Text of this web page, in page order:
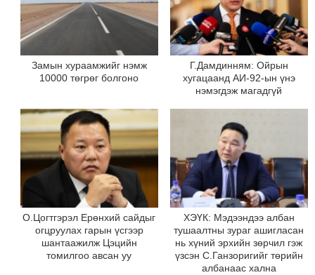
Замын хураамжийг нэмж
10000 төгрөг болгоно
Г.Дамдинням: Ойрын
хугацаанд АИ-92-ын үнэ
нэмэгдэж магадгүй
О.Цогтгэрэл Ерөнхий сайдыг
огцруулах гарын үсгээр
шантаажилж Цэцийн
томилгоо авсан уу
ХЭҮК: Мэдээндээ албан
тушаалтны зураг ашигласан
нь хүний эрхийн зөрчил гэж
үзсэн С.Ганзоригийг төрийн
албанаас хална